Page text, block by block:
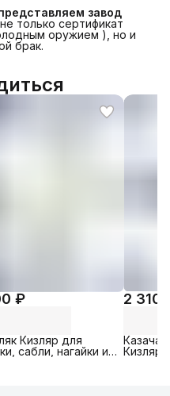
завод
только сертификат
оружием ), но и
брак.
₽
Кизляр для
сабли, нагайки и
2 310
Кизляр